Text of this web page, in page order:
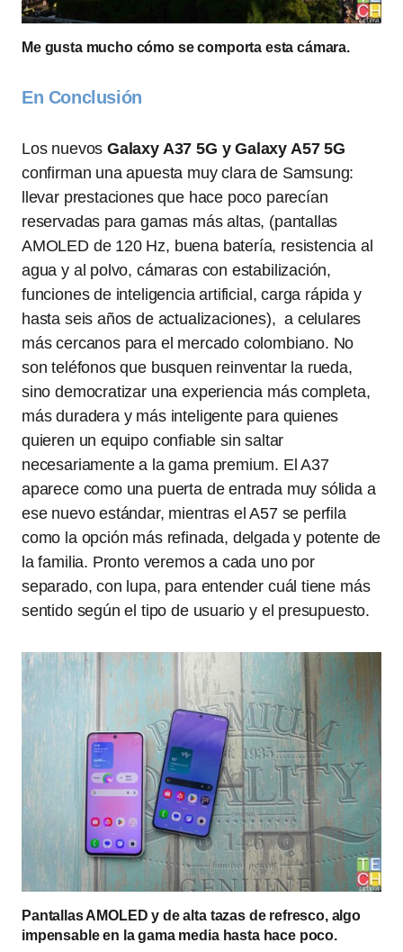
Me gusta mucho cómo se comporta esta cámara.
En Conclusión
Los nuevosGalaxy A37 5G y Galaxy A57 5G
confirman una apuesta muy clara de Samsung:
llevar prestaciones que hace poco parecían
reservadas para gamas más altas, (pantallas
AMOLED de 120 Hz, buena batería, resistencia al
agua y al polvo, cámaras con estabilización,
funciones de inteligencia artificial, carga rápida y
hasta seis años de actualizaciones), a celulares
más cercanos para el mercado colombiano. No
son teléfonos que busquen reinventar la rueda,
sino democratizar una experiencia más completa,
más duradera y más inteligente para quienes
quieren un equipo confiable sin saltar
necesariamente a la gama premium. El A37
aparece como una puerta de entrada muy sólida a
ese nuevo estándar, mientras el A57 se perfila
como la opción más refinada, delgada y potente de
la familia. Pronto veremos a cada uno por
separado, con lupa, para entender cuál tiene más
sentido según el tipo de usuario y el presupuesto.
Pantallas AMOLED y de alta tazas de refresco, algo
impensable en la gama media hasta hace poco.